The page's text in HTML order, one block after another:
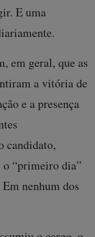
E uma
em geral, que as
a vitória de
e a presença
candidato,
o “primeiro dia”
nenhum dos